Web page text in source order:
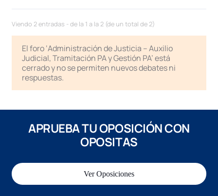
Viendo 2 entradas - de la 1 a la 2 (de un total de 2)
El foro ‘Administración de Justicia – Auxilio
Judicial, Tramitación PA y Gestión PA’ está
cerrado y no se permiten nuevos debates ni
respuestas.
APRUEBA TU OPOSICIÓN CON
OPOSITAS
Ver Oposiciones